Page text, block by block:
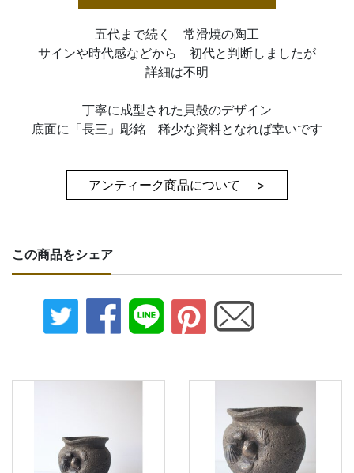
五代まで続く 常滑焼の陶工
サインや時代感などから 初代と判断しましたが
詳細は不明
丁寧に成型された貝殻のデザイン
底面に「長三」彫銘 稀少な資料となれば幸いです
アンティーク商品について >
この商品をシェア